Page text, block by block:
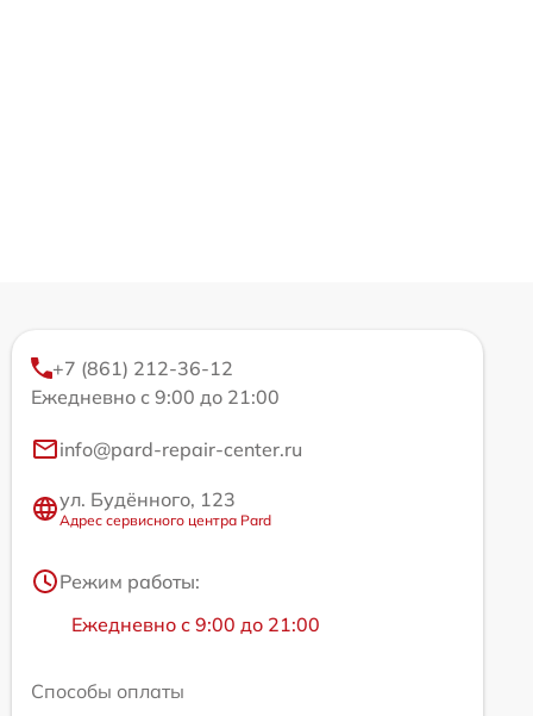
+7 (861) 212-36-12
Ежедневно с 9:00 до 21:00
info@pard-repair-center.ru
ул. Будённого, 123
Адрес сервисного центра Pard
Режим работы:
Ежедневно с 9:00 до 21:00
Способы оплаты